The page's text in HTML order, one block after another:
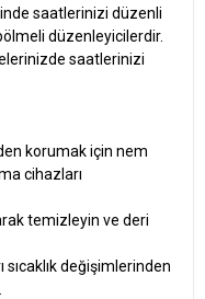
saatlerinizi düzenli
düzenleyicilerdir.
saatlerinizi
korumak için nem
cihazları
temizleyin ve deri
değişimlerinden